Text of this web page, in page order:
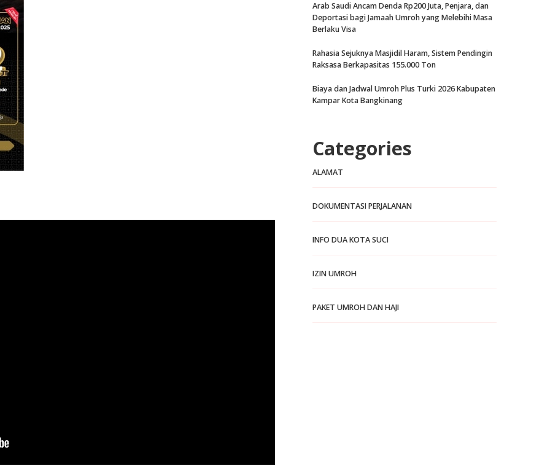
Arab Saudi Ancam Denda Rp200 Juta, Penjara, dan
Deportasi bagi Jamaah Umroh yang Melebihi Masa
Berlaku Visa
Rahasia Sejuknya Masjidil Haram, Sistem Pendingin
Raksasa Berkapasitas 155.000 Ton
Biaya dan Jadwal Umroh Plus Turki 2026 Kabupaten
Kampar Kota Bangkinang
Categories
ALAMAT
DOKUMENTASI PERJALANAN
INFO DUA KOTA SUCI
IZIN UMROH
PAKET UMROH DAN HAJI